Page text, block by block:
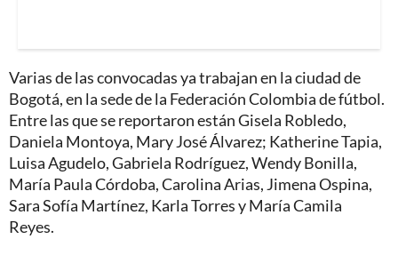
Varias de las convocadas ya trabajan en la ciudad de
Bogotá, en la sede de la Federación Colombia de fútbol.
Entre las que se reportaron están Gisela Robledo,
Daniela Montoya, Mary José Álvarez; Katherine Tapia,
Luisa Agudelo, Gabriela Rodríguez, Wendy Bonilla,
María Paula Córdoba, Carolina Arias, Jimena Ospina,
Sara Sofía Martínez, Karla Torres y María Camila
Reyes.